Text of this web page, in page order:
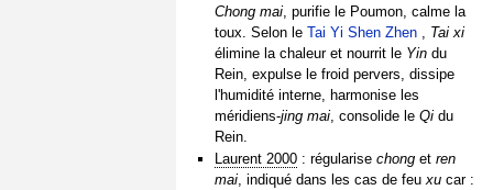
Chong mai , purifie le Poumon, calme la
toux. Selon leTai Yi Shen Zhen
Tai xi
élimine la chaleur et nourrit le Yin du
Rein, expulse le froid pervers, dissipe
l'humidité interne, harmonise les
méridiens-jing mai , consolide leQi du
Rein.
Laurent 2000 : régularisechong etren
mai , indiqué dans les cas de feuxu car :